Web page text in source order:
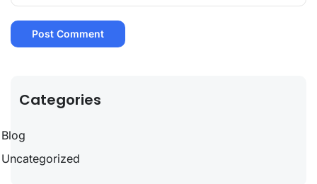
Categories
Blog
Uncategorized